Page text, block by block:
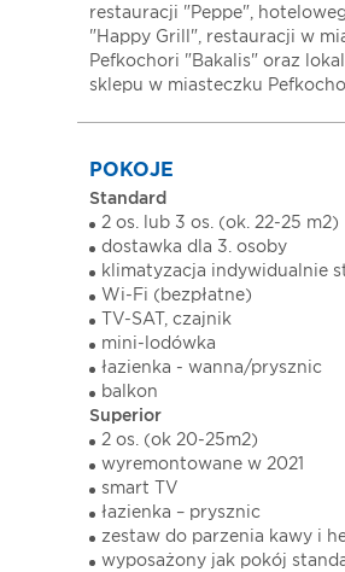
restauracji "Peppe",
"Happy Grill", restauracji w
Pefkochori "Bakalis" oraz
sklepu w miasteczku
POKOJE
Standard
2 os. lub 3 os. (ok. 22-25 m2)
dostawka dla 3. osoby
klimatyzacja indywidualnie
Wi-Fi (bezpłatne)
TV-SAT, czajnik
mini-lodówka
łazienka - wanna/prysznic
balkon
Superior
2 os. (ok 20-25m2)
wyremontowane w 2021
smart TV
łazienka – prysznic
zestaw do parzenia kawy i
wyposażony jak pokój